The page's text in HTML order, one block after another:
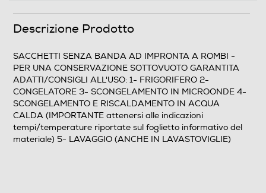
Informazioni sulla sicurezza del prodotto
Clicca qui
Descrizione Prodotto
SACCHETTI SENZA BANDA AD IMPRONTA A ROMBI -
PER UNA CONSERVAZIONE SOTTOVUOTO GARANTITA
ADATTI/CONSIGLI ALL'USO: 1- FRIGORIFERO 2-
CONGELATORE 3- SCONGELAMENTO IN MICROONDE 4-
SCONGELAMENTO E RISCALDAMENTO IN ACQUA
CALDA (IMPORTANTE attenersi alle indicazioni
tempi/temperature riportate sul foglietto informativo del
materiale) 5- LAVAGGIO (ANCHE IN LAVASTOVIGLIE)